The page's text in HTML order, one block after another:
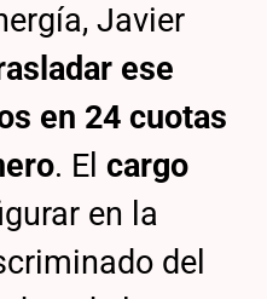
Javier
ese
en 24 cuotas
. Elcargo
en la
del